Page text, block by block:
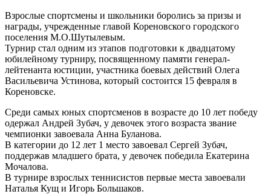
Взрослые спортсмены и школьники боролись за призы и
награды, учрежденные главой Кореновского городского
поселения М.О.Шутылевым.
Турнир стал одним из этапов подготовки к двадцатому
юбилейному турниру, посвященному памяти генерал-
лейтенанта юстиции, участника боевых действий Олега
Васильевича Устинова, который состоится 15 февраля в
Кореновске.
Среди самых юных спортсменов в возрасте до 10 лет победу
одержал Андрей Зубач, у девочек этого возраста звание
чемпионки завоевала Анна Буланова.
В категории до 12 лет 1 место завоевал Сергей Зубач,
поддержав младшего брата, у девочек победила Екатерина
Мочалова.
В турнире взрослых теннисистов первые места завоевали
Наталья Кущ и Игорь Большаков.